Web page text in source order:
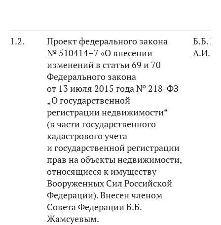
1.2.
Проект федерального закона
№ 510414–7 «О внесении
изменений в статьи 69 и 70
Федерального закона
от 13 июля 2015 года № 218-ФЗ
„О государственной
регистрации недвижимости“
(в части государственного
кадастрового учета
и государственной регистрации
прав на объекты недвижимости,
относящиеся к имуществу
Вооруженных Сил Российской
Федерации). Внесен членом
Совета Федерации Б.Б.
Жамсуевым.
Б.Б.
А.И.